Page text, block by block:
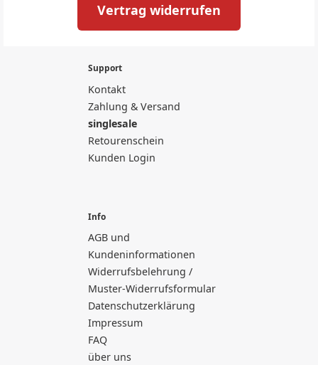
Vertrag widerrufen
Support
Kontakt
Zahlung & Versand
singlesale
Retourenschein
Kunden Login
Info
AGB und
Kundeninformationen
Widerrufsbelehrung /
Muster-Widerrufsformular
Datenschutzerklärung
Impressum
FAQ
über uns